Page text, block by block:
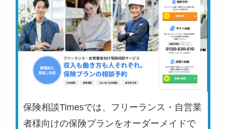
保険相談Timesでは、フリーランス・自営業
者様向けの保険プランをオーダーメイドで